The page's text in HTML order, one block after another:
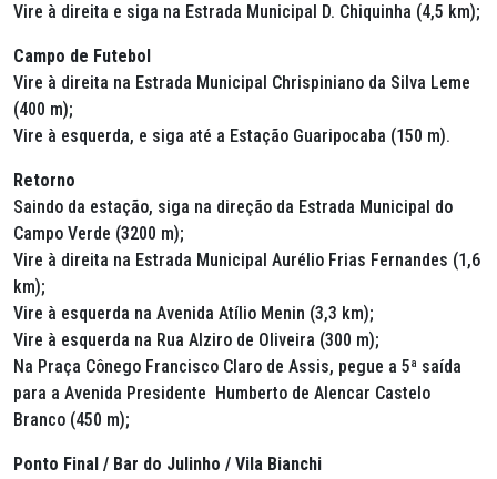
Vire à direita e siga na Estrada Municipal D. Chiquinha (4,5 km);
Campo de Futebol
Vire à direita na Estrada Municipal Chrispiniano da Silva Leme
(400 m);
Vire à esquerda, e siga até a Estação Guaripocaba (150 m).
Retorno
Saindo da estação, siga na direção da Estrada Municipal do
Campo Verde (3200 m);
Vire à direita na Estrada Municipal Aurélio Frias Fernandes (1,6
km);
Vire à esquerda na Avenida Atílio Menin (3,3 km);
Vire à esquerda na Rua Alziro de Oliveira (300 m);
Na Praça Cônego Francisco Claro de Assis, pegue a 5ª saída
para a Avenida Presidente Humberto de Alencar Castelo
Branco (450 m);
Ponto Final / Bar do Julinho / Vila Bianchi